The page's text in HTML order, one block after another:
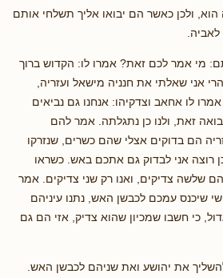
ולכן כאשר הם יבואו אליך תשלחי אותם
מי אמר לכם זאת? אמרו לו: הקדוש ברוך
אני שאלתי את חנניה מישאל ועזריה,
לו אחאב וצדקיהו: אנחנו גם נביאים
זאת, ולנו כן נתגלתה. אמר להם
הם בדוקים אצלי שהם כשרים, שנזרקו
רוצה אני לבדוק גם אתכם באש. כשראו
שלשה צדיקים, ואנו רק שני צדיקים. אמר
שיכנס עמכם לכבשן האש, נתנו עיניהם
כי חשבו שמכיון שהוא צדיק, אזי הם גם
את יהושע ואת שניהם לכבשן האש.